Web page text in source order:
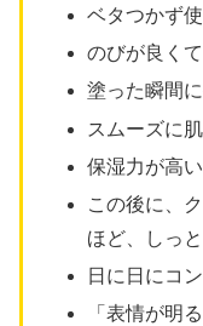
ベタつかず
のびが良く
塗った瞬間
スムーズに
保湿力が高い
この後に、
ほど、しっ
日に日にコ
「表情が明